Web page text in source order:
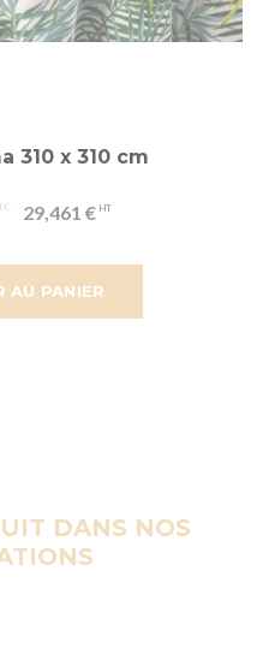
AU PANIER
310 x 310 cm
29,461 €
DANS NOS